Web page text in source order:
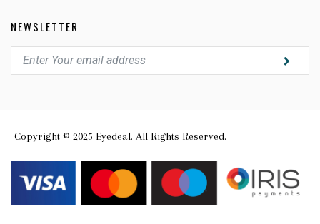
NEWSLETTER
Copyright © 2025 Eyedeal. All Rights Reserved.